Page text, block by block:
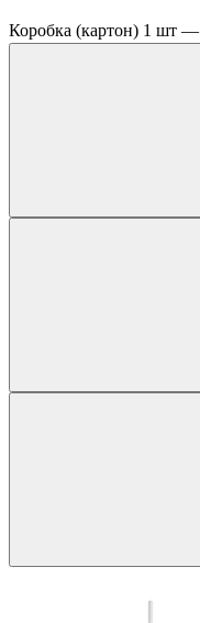
Коробка (картон) 1 шт —